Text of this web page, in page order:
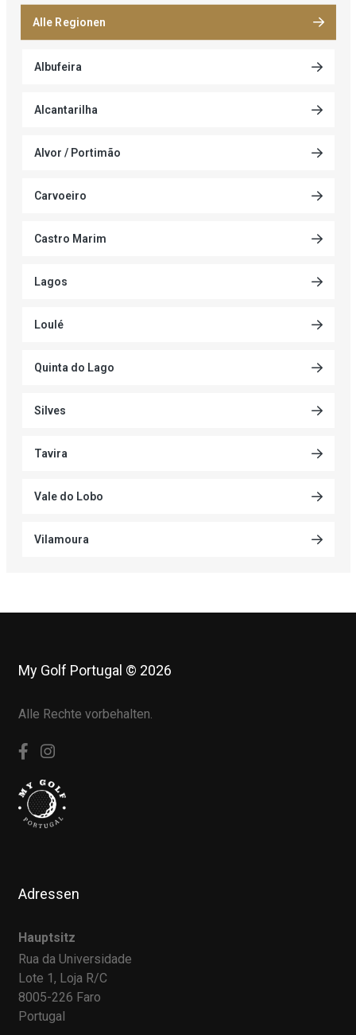
Alle Regionen
Albufeira
Alcantarilha
Alvor / Portimão
Carvoeiro
Castro Marim
Lagos
Loulé
Quinta do Lago
Silves
Tavira
Vale do Lobo
Vilamoura
My Golf Portugal © 2026
Alle Rechte vorbehalten.
Adressen
Hauptsitz
Rua da Universidade
Lote 1, Loja R/C
8005-226 Faro
Portugal